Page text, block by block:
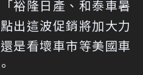
裕隆日產、和泰車暑
出這波促銷將加大力
是看壞車市等美國車